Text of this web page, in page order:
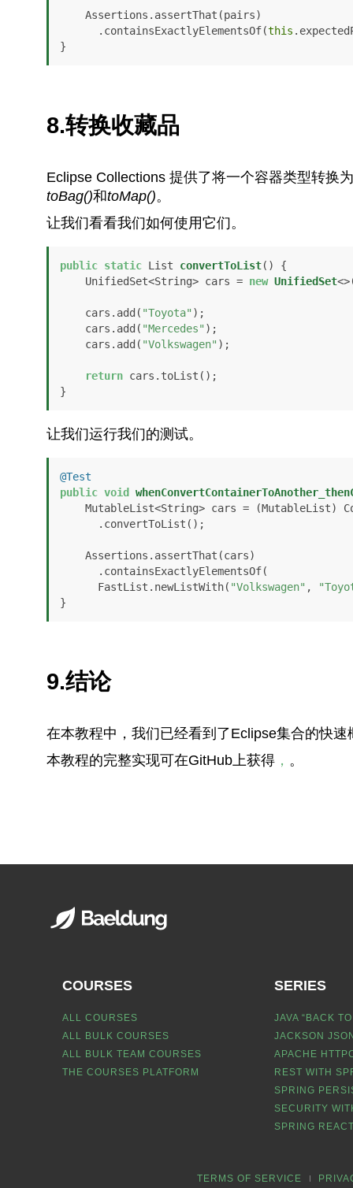
      .containsExactlyElementsOf(
this
}
8.转换收藏品
Eclipse Collections 提供了将一个容器类型转换
toBag()和toMap()。
让我们看看我们如何使用它们。
public static List convertToList()
{
    UnifiedSet<String> cars =
new UnifiedSet
    cars.add(
"Toyota" );
    cars.add(
"Mercedes" );
    cars.add(
"Volkswagen" );
return cars.toList();
}
让我们运行我们的测试。
@Test
public void
      FastList.newListWith(
"Volkswagen" ,
}
9.结论
在本教程中，我们已经看到了Eclipse集合的快
本教程的完整实现可在GitHub上获得， 。
COURSES
ALL COURSES
ALL BULK COURSES
ALL BULK TEAM COURSES
THE COURSES PLATFORM
SERIES
JAVA “BACK
JACKSON
APACHE
REST WITH
SPRING
SECURITY
SPRING
TERMS OF SERVICE